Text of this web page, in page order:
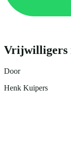
Vrijwilligers
Door
Henk Kuipers